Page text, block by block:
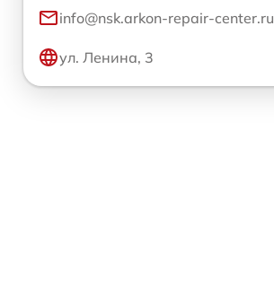
info@nsk.arkon-repair-center.ru
ул. Ленина, 3